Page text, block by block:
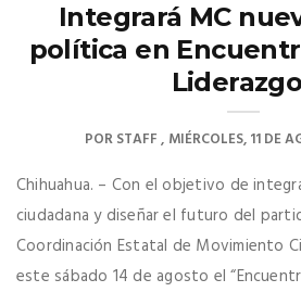
Integrará MC
política en
PORSTAFF MIÉRCOLES, 11 DE
Chihuahua. – Con el objetivo de
ciudadana y diseñar el futuro del
Coordinación Estatal de Movimiento
este sábado 14 de agosto el